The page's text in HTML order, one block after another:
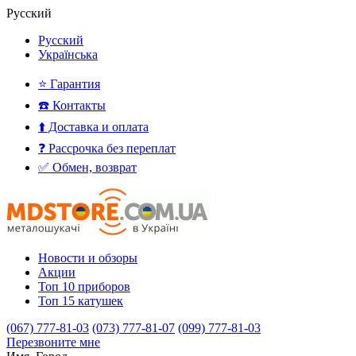
Русский
Русский
Українська
⭐ Гарантия
☎️ Контакты
⬆️ Доставка и оплата
❓ Рассрочка без переплат
✅ Обмен, возврат
Новости и обзоры
Акции
Топ 10 приборов
Топ 15 катушек
(067) 777-81-03 (073) 777-81-07 (099) 777-81-03
Перезвоните мне